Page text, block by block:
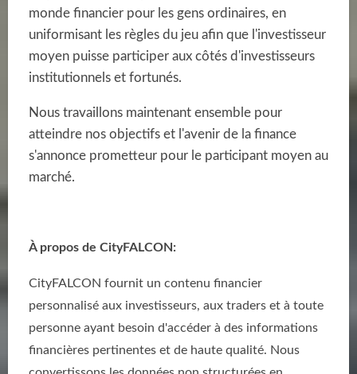
monde financier pour les gens ordinaires, en
uniformisant les règles du jeu afin que l'investisseur
moyen puisse participer aux côtés d'investisseurs
institutionnels et fortunés.
Nous travaillons maintenant ensemble pour
atteindre nos objectifs et l'avenir de la finance
s'annonce prometteur pour le participant moyen au
marché.
À propos de CityFALCON:
CityFALCON fournit un contenu financier
personnalisé aux investisseurs, aux traders et à toute
personne ayant besoin d'accéder à des informations
financières pertinentes et de haute qualité. Nous